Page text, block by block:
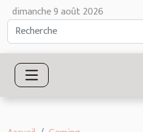
dimanche 9 août 2026